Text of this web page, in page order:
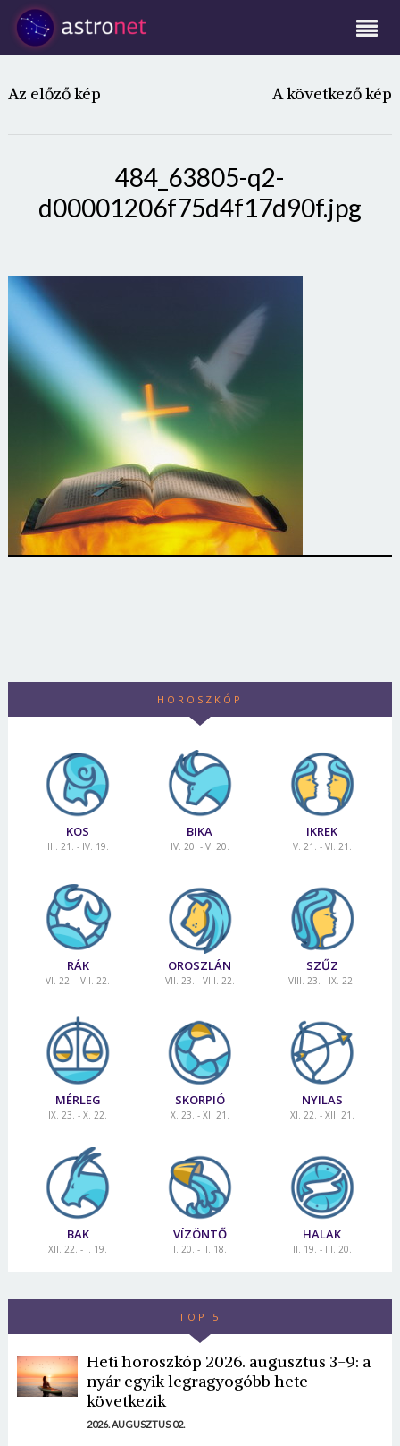
Az előző kép A következő kép
484_63805-q2-
d00001206f75d4f17d90f.jpg
HOROSZKÓP
KOS
III. 21. - IV. 19.
BIKA
IV. 20. - V. 20.
IKREK
V. 21. - VI. 21.
RÁK
VI. 22. - VII. 22.
OROSZLÁN
VII. 23. - VIII. 22.
SZŰZ
VIII. 23. - IX. 22.
MÉRLEG
IX. 23. - X. 22.
SKORPIÓ
X. 23. - XI. 21.
NYILAS
XI. 22. - XII. 21.
BAK
XII. 22. - I. 19.
VÍZÖNTŐ
I. 20. - II. 18.
HALAK
II. 19. - III. 20.
TOP 5
Heti horoszkóp 2026. augusztus 3-9: a
nyár egyik legragyogóbb hete
következik
2026. AUGUSZTUS 02.